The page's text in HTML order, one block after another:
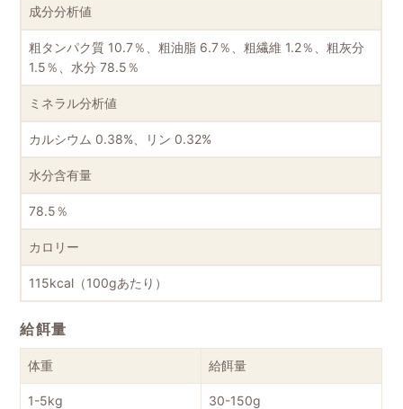
成分分析値
粗タンパク質 10.7％、粗油脂 6.7％、粗繊維 1.2％、粗灰分
1.5％、水分 78.5％
ミネラル分析値
カルシウム 0.38%、リン 0.32%
水分含有量
78.5％
カロリー
115kcal（100gあたり）
給餌量
体重 給餌量
1-5kg 30-150g